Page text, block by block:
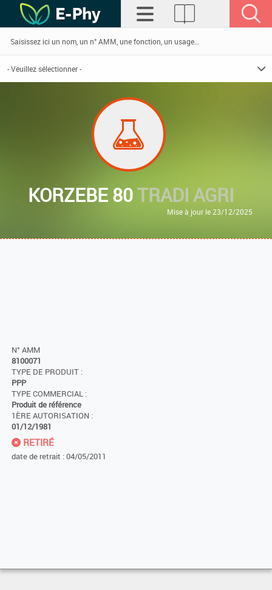
KORZEBE 80TRADI AGRI
Mise à jour le 23/12/2025
N° AMM
8100071
TYPE DE PRODUIT :
PPP
TYPE COMMERCIAL :
Produit de référence
1ÈRE AUTORISATION :
01/12/1981
RETIRÉ
date de retrait : 04/05/2011